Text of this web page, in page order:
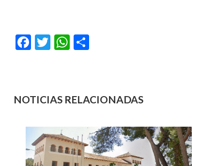
Facebook
Twitter WhatsApp
NOTICIAS RELACIONADAS